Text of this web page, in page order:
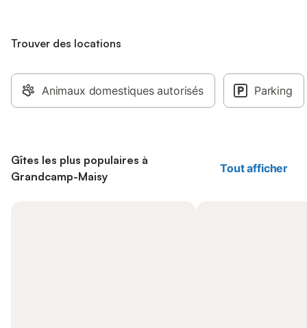
Trouver des locations
Animaux domestiques autorisés Parking
Gîtes les plus populaires à
Grandcamp-Maisy
Tout afficher